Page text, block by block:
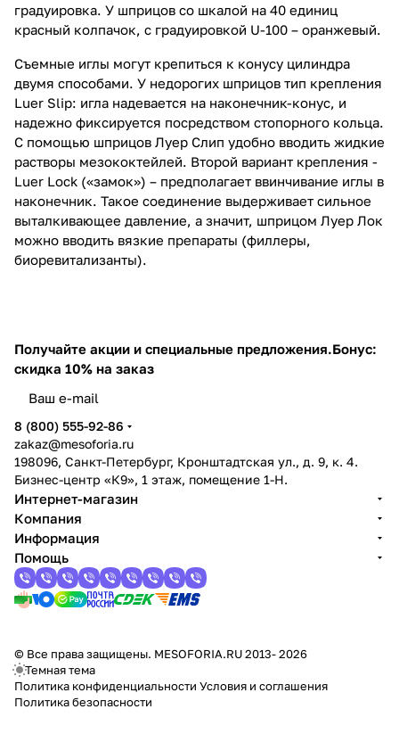
градуировка. У шприцов со шкалой на 40 единиц
красный колпачок, с градуировкой U-100 – оранжевый.
Съемные иглы могут крепиться к конусу цилиндра
двумя способами. У недорогих шприцов тип крепления
Luer Slip: игла надевается на наконечник-конус, и
надежно фиксируется посредством стопорного кольца.
С помощью шприцов Луер Слип удобно вводить жидкие
растворы мезококтейлей. Второй вариант крепления -
Luer Lock («замок») – предполагает ввинчивание иглы в
наконечник. Такое соединение выдерживает сильное
выталкивающее давление, а значит, шприцом Луер Лок
можно вводить вязкие препараты (филлеры,
биоревитализанты).
Получайте акции и специальные предложения.Бонус:
скидка 10% на заказ
8 (800) 555-92-86
zakaz@mesoforia.ru
198096, Санкт-Петербург, Кронштадтская ул., д. 9, к. 4.
Бизнес-центр «К9», 1 этаж, помещение 1-Н.
Интернет-магазин
Компания
Информация
Помощь
© Все права защищены. MESOFORIA.RU 2013- 2026
Темная тема
Политика конфиденциальности Условия и соглашения
Политика безопасности